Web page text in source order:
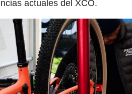
actuales del XCO.